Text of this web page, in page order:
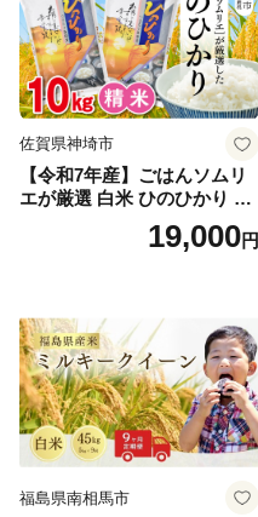
佐賀県神埼市
【令和7年産】ごはんソムリ
エが厳選 白米 ひのひかり 10
米 10kg 5kg×2 ひのひかり ブ
19,000円
福島県南相馬市